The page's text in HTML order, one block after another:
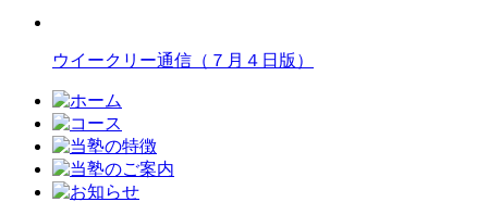
ウイークリー通信（７月４日版）